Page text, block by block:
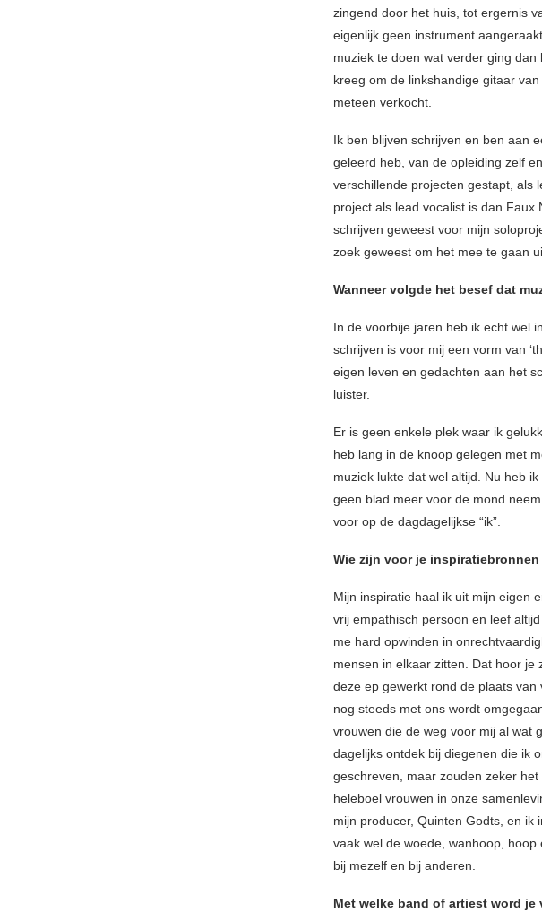
zingend door het huis, tot ergernis
eigenlijk geen instrument
muziek te doen wat verder ging
kreeg om de linkshandige gitaar
meteen verkocht.
Ik ben blijven schrijven en ben aan
geleerd heb, van de opleiding zelf
verschillende projecten gestapt, als
project als lead vocalist is dan
schrijven geweest voor mijn
zoek geweest om het mee te gaan
Wanneer volgde het besef dat
In de voorbije jaren heb ik echt wel
schrijven is voor mij een vorm van
eigen leven en gedachten aan het
luister.
Er is geen enkele plek waar ik
heb lang in de knoop gelegen met
muziek lukte dat wel altijd. Nu heb
geen blad meer voor de mond
voor op de dagdagelijkse “ik”.
Wie zijn voor je
Mijn inspiratie haal ik uit mijn eigen
vrij empathisch persoon en leef
me hard opwinden in
mensen in elkaar zitten. Dat hoor
deze ep gewerkt rond de plaats
nog steeds met ons wordt
vrouwen die de weg voor mij al wat
dagelijks ontdek bij diegenen die ik
geschreven, maar zouden zeker
heleboel vrouwen in onze
mijn producer, Quinten Godts, en ik
vaak wel de woede, wanhoop,
bij mezelf en bij anderen.
Met welke band of artiest word